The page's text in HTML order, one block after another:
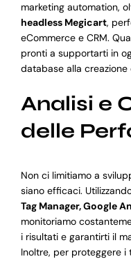
marketing automation,
headless Megicart,
eCommerce e CRM.
pronti a supportarti in
database alla
Analisi e
delle
Non ci limitiamo a
siano efficaci.
Tag Manager, Google
monitoriamo
i risultati e garantirti il
Inoltre, per proteggere i